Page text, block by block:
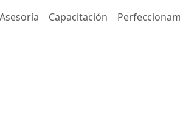
Asesoría Capacitación